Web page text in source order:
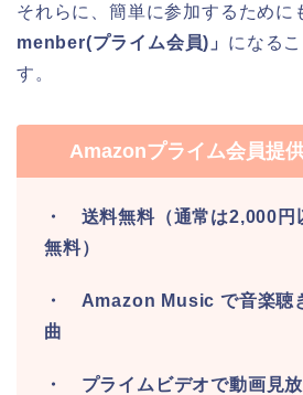
それらに、簡単に参加するために
menber(プライム会員)」 になる
す。
Amazonプライム会員提
・ 送料無料（通常は2,000円
無料）
・ Amazon Music で音楽聴
曲
・ プライムビデオで動画見